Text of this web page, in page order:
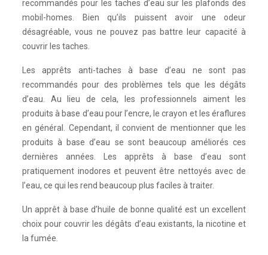
recommandés pour les taches d’eau sur les plafonds des
mobil-homes. Bien qu’ils puissent avoir une odeur
désagréable, vous ne pouvez pas battre leur capacité à
couvrir les taches.
Les apprêts anti-taches à base d’eau ne sont pas
recommandés pour des problèmes tels que les dégâts
d’eau. Au lieu de cela, les professionnels aiment les
produits à base d’eau pour l’encre, le crayon et les éraflures
en général. Cependant, il convient de mentionner que les
produits à base d’eau se sont beaucoup améliorés ces
dernières années. Les apprêts à base d’eau sont
pratiquement inodores et peuvent être nettoyés avec de
l’eau, ce qui les rend beaucoup plus faciles à traiter.
Un apprêt à base d’huile de bonne qualité est un excellent
choix pour couvrir les dégâts d’eau existants, la nicotine et
la fumée.